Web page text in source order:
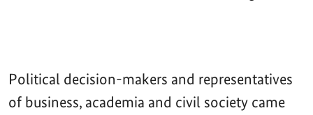
Political decision-makers and representatives
of business, academia and civil society came